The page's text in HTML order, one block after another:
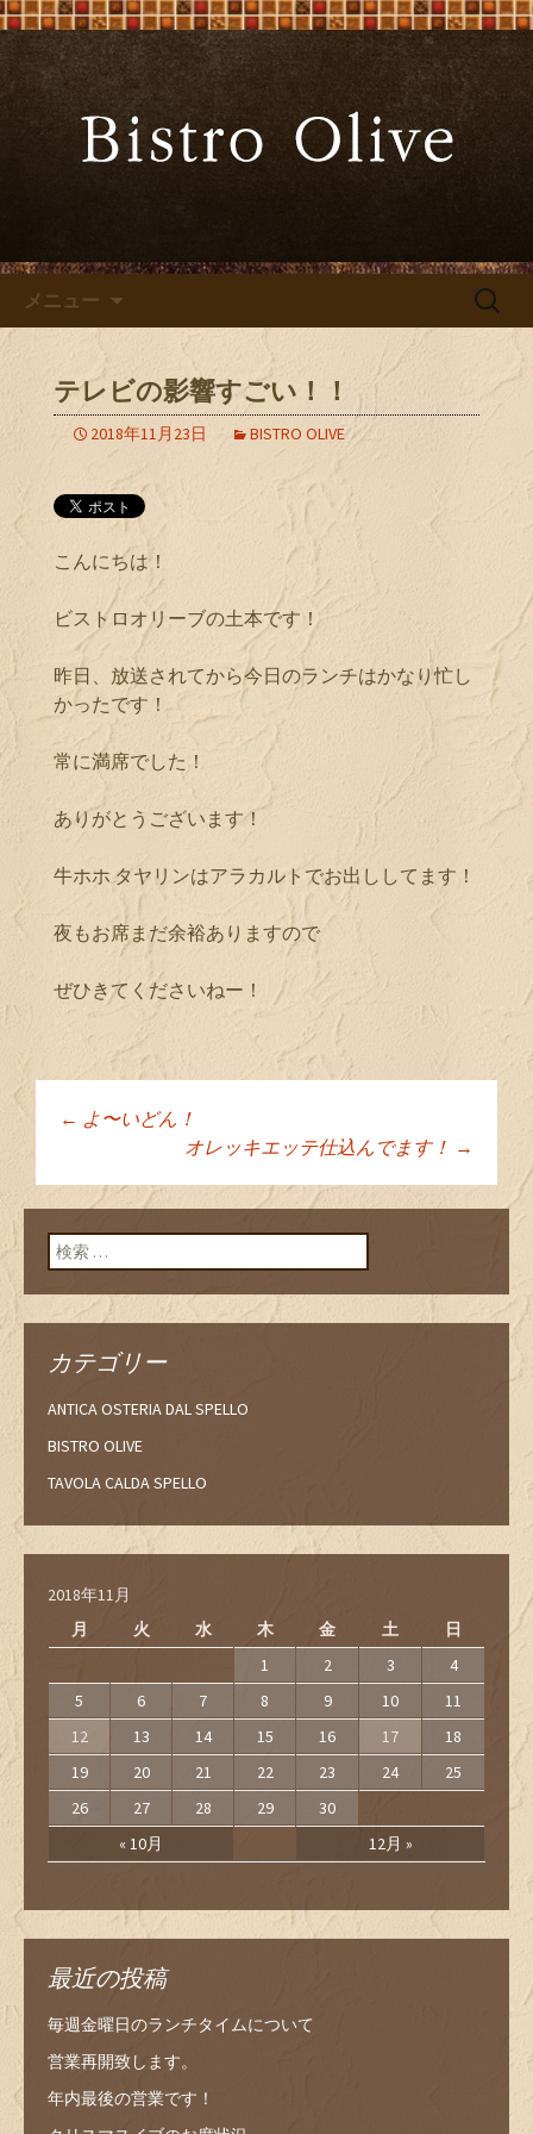
大阪難波の「Bistro Olive（ビ
ストロ オリーブ）」
大阪難波の「ビストロオリーブ」でワ
インと炭火焼料理を
メニュー
検
テレビの影響すごい！！
2018年11月23日 BISTRO OLIVE
こんにちは！
ビストロオリーブの土本です！
昨日、放送されてから今日のランチはかなり忙し
かったです！
常に満席でした！
ありがとうございます！
牛ホホ タヤリンはアラカルトでお出ししてます！
夜もお席まだ余裕ありますので
ぜひきてくださいねー！
投稿ナビゲーショ
ン
← よ〜いどん！
オレッキエッテ仕込んでます！ →
検索:
カテゴリー
ANTICA OSTERIA DAL SPELLO
BISTRO OLIVE
TAVOLA CALDA SPELLO
2018年11月
月
火 水 木 金 土 日
« 10月 12月 »
1 2 3
4
5
6 7 8 9 10
11
12
13 14 15 16 17
18
19
20 21 22 23 24
25
26
27 28 29 30
最近の投稿
毎週金曜日のランチタイムについて
営業再開致します。
年内最後の営業です！